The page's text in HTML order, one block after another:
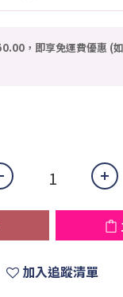
，即享免運費優惠 (
加入追蹤清單